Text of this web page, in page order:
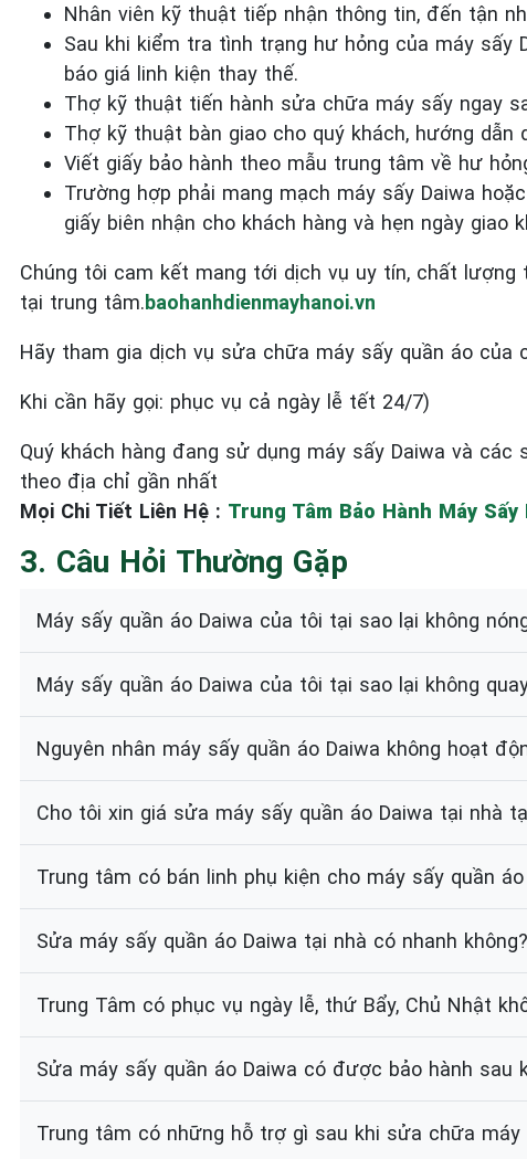
Nhân viên kỹ thuật tiếp nhận thông tin, đến tận
Sau khi kiểm tra tình trạng hư hỏng của máy sấy
báo giá linh kiện thay thế.
Thợ kỹ thuật tiến hành sửa chữa máy sấy ngay
Thợ kỹ thuật bàn giao cho quý khách, hướng
Viết giấy bảo hành theo mẫu trung tâm về hư
Trường hợp phải mang mạch máy sấy Daiwa
giấy biên nhận cho khách hàng và hẹn ngày giao
Chúng tôi cam kết mang tới dịch vụ uy tín, chất
tại trung tâm.baohanhdienmayhanoi.vn
Hãy tham gia dịch vụ sửa chữa máy sấy quần áo
Khi cần hãy gọi: phục vụ cả ngày lễ tết 24/7)
Quý khách hàng đang sử dụng máy sấy Daiwa và
theo địa chỉ gần nhất
Mọi Chi Tiết Liên Hệ : Trung Tâm Bảo Hành Máy Sấy
3. Câu Hỏi Thường Gặp
Máy sấy quần áo Daiwa của tôi tại sao lại không
Máy sấy quần áo Daiwa của tôi tại sao lại không
Nguyên nhân máy sấy quần áo Daiwa không hoạt
Cho tôi xin giá sửa máy sấy quần áo Daiwa tại nhà
Trung tâm có bán linh phụ kiện cho máy sấy quần
Sửa máy sấy quần áo Daiwa tại nhà có nhanh không?
Trung Tâm có phục vụ ngày lễ, thứ Bẩy, Chủ Nhật
Sửa máy sấy quần áo Daiwa có được bảo hành sau
Trung tâm có những hỗ trợ gì sau khi sửa chữa máy